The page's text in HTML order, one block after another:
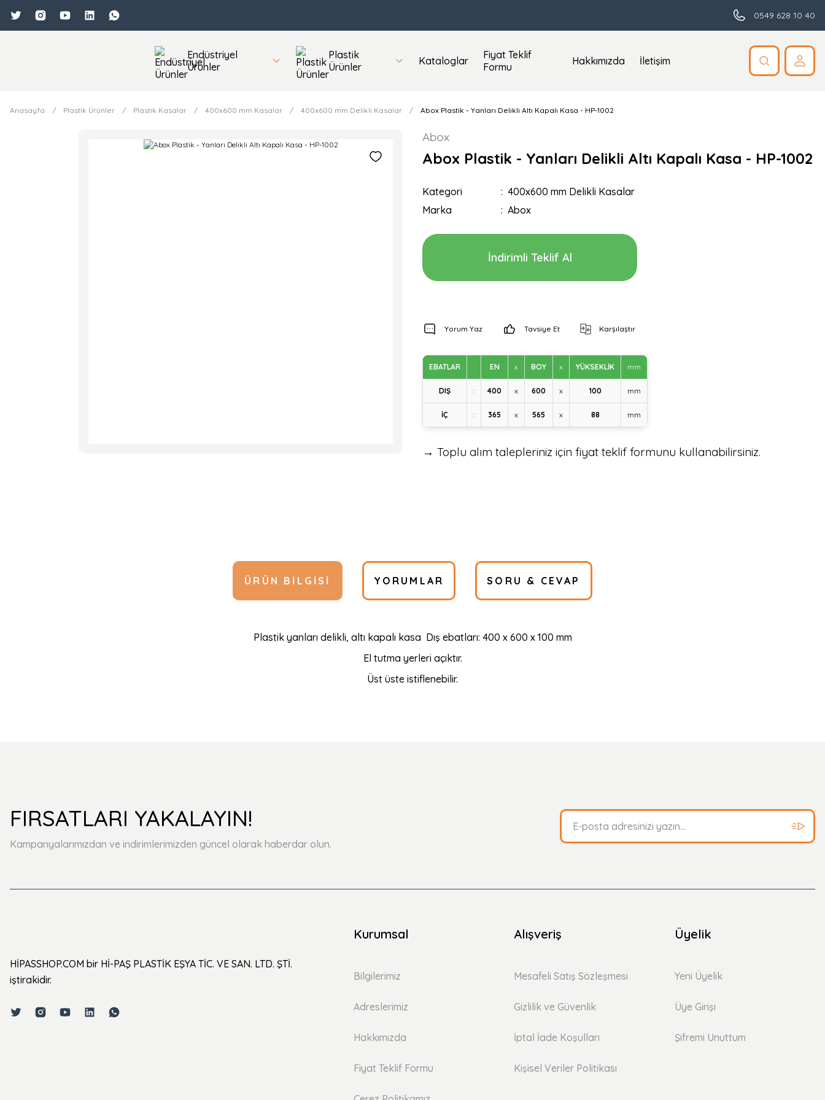
0549 628 10 40
Endüstriyel
Ürünler
Plastik
Ürünler
Kataloglar
Fiyat Teklif
Formu
Hakkımızda İletişim
Anasayfa Plastik Ürünler Plastik Kasalar 400x600 mm Kasalar 400x600 mm Delikli Kasalar Abox Plastik - Yanları Delikli Altı Kapalı Kasa - HP-1002
Abox
Abox Plastik - Yanları Delikli Altı Kapalı Kasa - HP-1002
Kategori
400x600 mm Delikli Kasalar
Marka
Abox
İndirimli Teklif Al
Yorum Yaz Tavsiye Et Karşılaştır
EBATLAR : EN x BOY x YÜKSEKLİK mm
DIŞ : 400 x 600 x 100 mm
İÇ : 365 x 565 x 88 mm
→ Toplu alım talepleriniz için fiyat teklif formunu kullanabilirsiniz.
ÜRÜN BILGISI YORUMLAR SORU & CEVAP
Plastik yanları delikli, altı kapalı kasa Dış ebatları: 400 x 600 x 100 mm
El tutma yerleri açıktır.
Üst üste istiflenebilir.
FIRSATLARI YAKALAYIN!
Kampanyalarımızdan ve indirimlerimizden güncel olarak haberdar olun.
HİPASSHOP.COM bir Hİ-PAŞ PLASTİK EŞYA TİC. VE SAN. LTD. ŞTİ.
iştirakidir.
Kurumsal
Bilgilerimiz
Adreslerimiz
Hakkımızda
Fiyat Teklif Formu
Alışveriş
Mesafeli Satış Sözleşmesi
Gizlilik ve Güvenlik
İptal İade Koşulları
Kişisel Veriler Politikası
Üyelik
Yeni Üyelik
Üye Girişi
Şifremi Unuttum